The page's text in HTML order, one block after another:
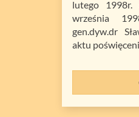
lutego
września
gen.dyw.dr
aktu